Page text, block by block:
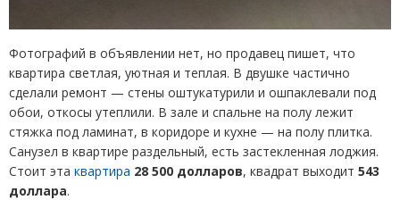
Фотографий в объявлении нет, но продавец пишет, что
квартира светлая, уютная и теплая. В двушке частично
сделали ремонт — стены оштукатурили и ошпаклевали под
обои, откосы утеплили. В зале и спальне на полу лежит
стяжка под ламинат, в коридоре и кухне — на полу плитка.
Санузел в квартире раздельный, есть застекленная лоджия.
Стоит эта квартира 28 500 долларов, квадрат выходит 543
доллара.